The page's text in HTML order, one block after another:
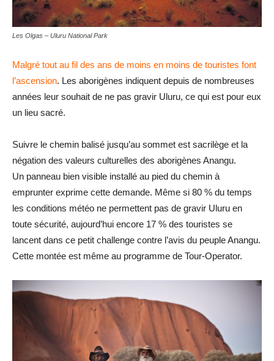
Les Olgas – Uluru National Park
Malgré tout au fil des ans de moins en moins de touristes font
l’ascension. Les aborigènes indiquent depuis de nombreuses
années leur souhait de ne pas gravir Uluru, ce qui est pour eux
un lieu sacré.
Suivre le chemin balisé jusqu’au sommet est sacrilège et la
négation des valeurs culturelles des aborigènes Anangu.
Un panneau bien visible installé au pied du chemin à
emprunter exprime cette demande. Même si 80 % du temps
les conditions météo ne permettent pas de gravir Uluru en
toute sécurité, aujourd’hui encore 17 % des touristes se
lancent dans ce petit challenge contre l’avis du peuple Anangu.
Cette montée est même au programme de Tour-Operator.